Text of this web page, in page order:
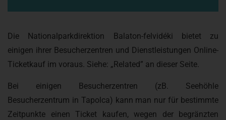
Die Nationalparkdirektion Balaton-felvidéki bietet zu
einigen ihrer Besucherzentren und Dienstleistungen Online-
Ticketkauf im voraus. Siehe: „Related” an dieser Seite.
Bei einigen Besucherzentren (zB. Seehöhle
Besucherzentrum in Tapolca) kann man nur für bestimmte
Zeitpunkte einen Ticket kaufen, wegen der begränzten